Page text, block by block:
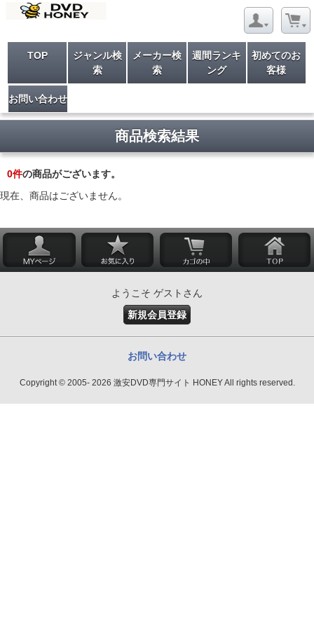
TOP
ジャンル検
索
メーカー検
索
週間ランキ
ング
初めてのお
客様
お問い合わせ
商品検索結果
0件の商品がございます。
現在、商品はございません。
ようこそ ゲストさん
新規会員登録
お問い合わせ
Copyright © 2005- 2026 激安DVD専門サイト HONEY All rights reserved.